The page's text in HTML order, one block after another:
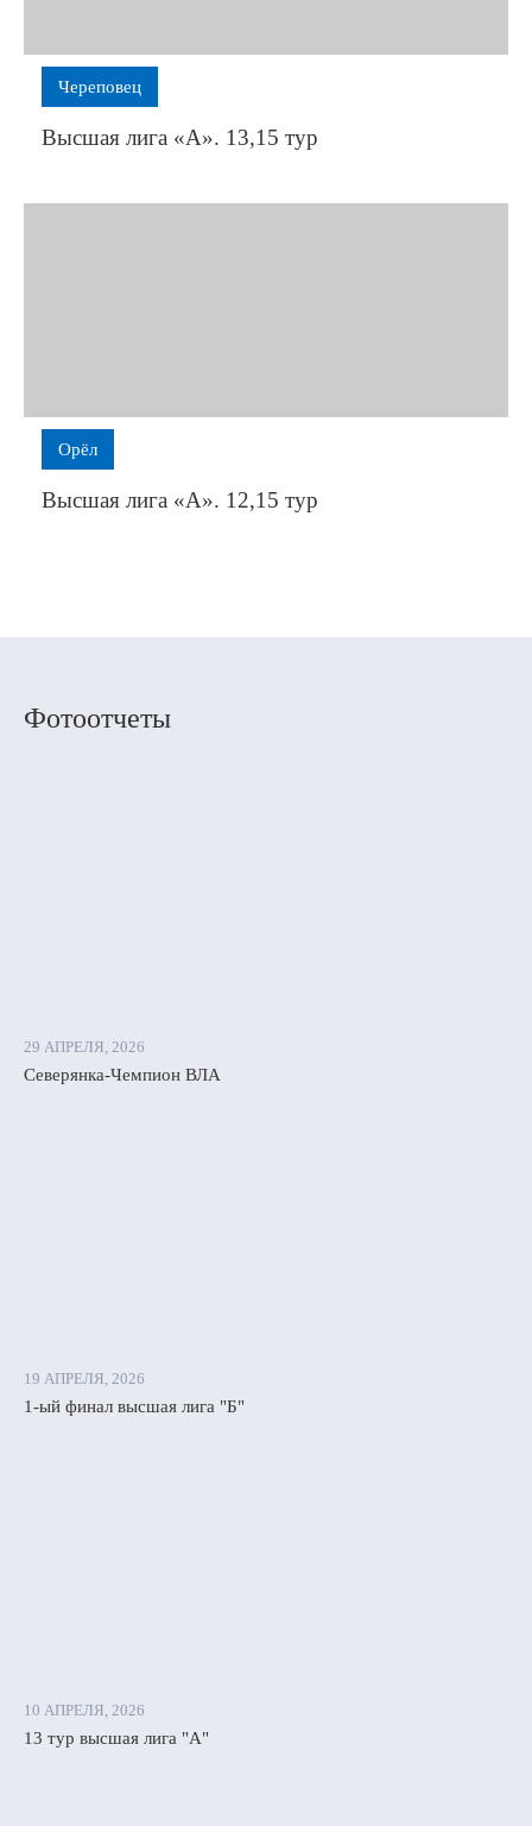
Череповец
Высшая лига «А». 13,15 тур
Орёл
Высшая лига «А». 12,15 тур
Фотоотчеты
29 АПРЕЛЯ, 2026
Северянка-Чемпион ВЛА
19 АПРЕЛЯ, 2026
1-ый финал высшая лига "Б"
10 АПРЕЛЯ, 2026
13 тур высшая лига "А"